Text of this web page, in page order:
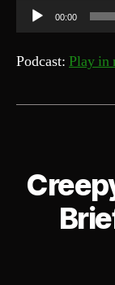
u
d
00:00
Podcast: Play in